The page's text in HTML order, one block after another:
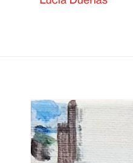
directamente
a la
información
del producto